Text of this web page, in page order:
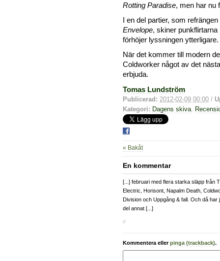
Rotting Paradise, men har nu
I en del partier, som
Envelope, skiner
förhöjer lyssningen ytterligare.
När det kommer till modern
Coldworker något av det
erbjuda.
Tomas Lundström
Publicerad: 2012-02-09 00:00 /
Kategori: Dagens skiva
« Bakåt
En kommentar
[...] februari med flera starka släpp från
Electric, Horisont, Napalm Death,
Division och Uppgång & fall. Och då har
del annat [...]
#
Kommentera ellerpinga (trackback).